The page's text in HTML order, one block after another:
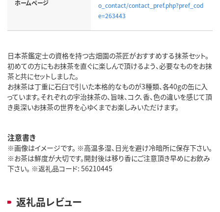
ホームページ
o_contact/contact_pref.php?pref_cod
e=263443
日本茶鑑定士の資格を持つ古畑園の茶匠がおすすめする抹茶セット。
初めての方にもお抹茶を直ぐに楽しんで頂けるよう、必要なものをお抹
茶と共にセットしました。
お抹茶は丁重に石臼で引いた本格的なものが3種類、各40gの缶に入
っています。それぞれの宇治抹茶の、旨味、コク、香、色の違いを感じて頂
き奥深いお抹茶の世界を心ゆくまでお楽しみいただけます。
注意書き
※画像はイメージです。 ※高温多湿、日光を避け冷暗所に保存下さい。
※お茶は鮮度が大切です。開封後は移り香にご注意頂き早めにお飲み
下さい。 ※返礼品コード: 56210445
返礼品レビュー